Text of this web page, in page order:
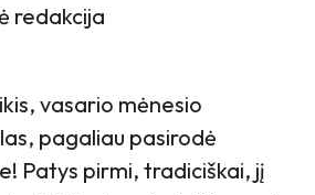
redakcija
vasario mėnesio
pagaliau pasirodė
Patys pirmi, tradiciškai, jį